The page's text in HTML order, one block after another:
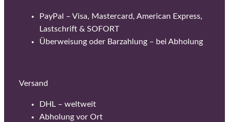
PayPal – Visa, Mastercard, American Express,
Lastschrift & SOFORT
Überweisung oder Barzahlung – bei Abholung
Versand
DHL – weltweit
Abholung vor Ort